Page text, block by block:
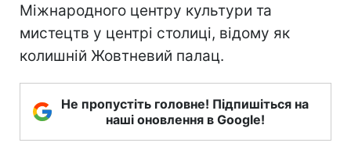
Міжнародного центру культури та
мистецтв у центрі столиці, відому як
колишній Жовтневий палац.
Не пропустіть головне! Підпишіться на
наші оновлення в Google!